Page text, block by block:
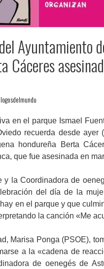
Ayuntamiento
Cáceres
en el parque Ismael
recuerda desde
hondureña Berta
que fue asesinada en
y la Coordinadora de
del día de la
en el parque y que
la canción «Me
Marisa Ponga (PSOE),
a la «cadena de
de oenegés de